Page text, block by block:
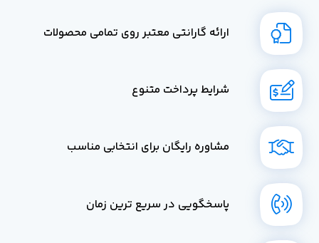
ارائه گارانتی معتبر روی تمامی محصولات
شرایط پرداخت متنوع
مشاوره رایگان برای انتخابی مناسب
پاسخگویی در سریع ترین زمان